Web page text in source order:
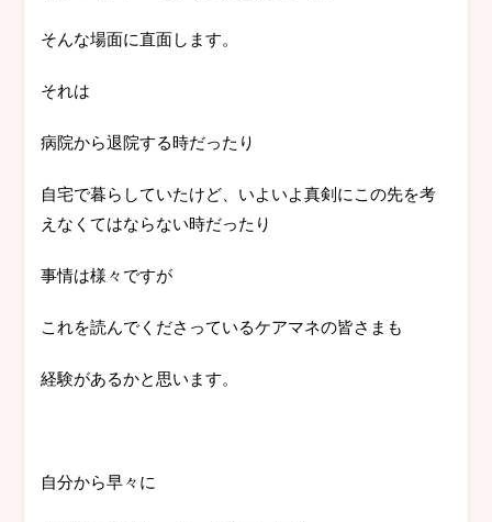
そんな場面に直面します。
それは
病院から退院する時だったり
自宅で暮らしていたけど、いよいよ真剣にこの先を考
えなくてはならない時だったり
事情は様々ですが
これを読んでくださっているケアマネの皆さまも
経験があるかと思います。
自分から早々に